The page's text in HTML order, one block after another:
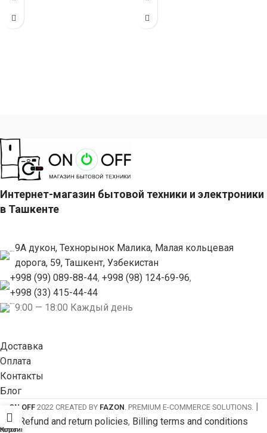
580 х
Интернет-магазин бытовой техники и электроники
в Ташкенте
9А дукон, Технорынок Малика, Малая кольцевая
дорога, 59, Ташкент, Узбекистан
+998 (99) 089-88-44, +998 (98) 124-69-96,
+998 (33) 415-44-44
9:00 — 18:00 Каждый день
Доставка
Оплата
Контакты
Блог
ON OFF 2022 CREATED BY FAZON. PREMIUM E-COMMERCE SOLUTIONS.|
Refund and return policies, Billing terms and conditions
Корзина